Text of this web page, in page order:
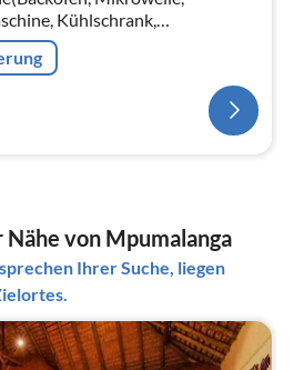
Kühlschrank,
Esszimmer(TV, Esstisch,
von Mpumalanga
Ihrer Suche, liegen